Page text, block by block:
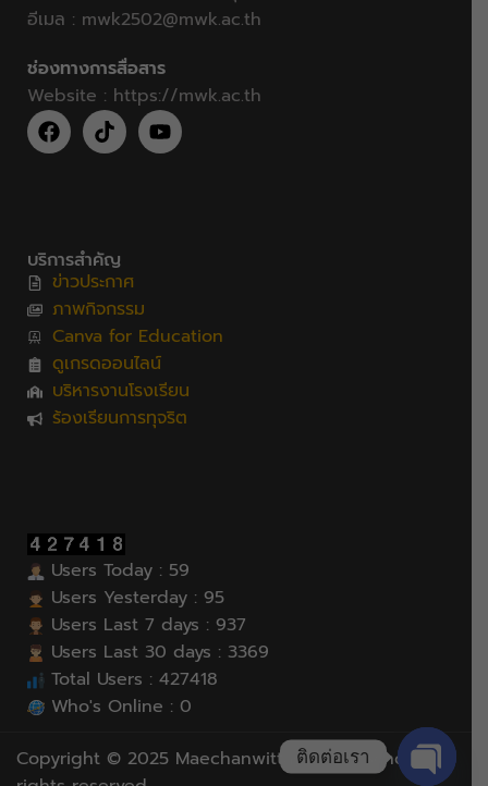
อีเมล : mwk2502@mwk.ac.th
ช่องทางการสื่อสาร
Website : https://mwk.ac.th
บริการสำคัญ
ข่าวประกาศ
ภาพกิจกรรม
Canva for Education
ดูเกรดออนไลน์
บริหารงานโรงเรียน
ร้องเรียนการทุจริต
Users Today : 59
Users Yesterday : 95
Users Last 7 days : 937
Users Last 30 days : 3369
Total Users : 427418
Who's Online : 0
Copyright © 2025 Maechanwittayakhom School, All
ติดต่อเรา